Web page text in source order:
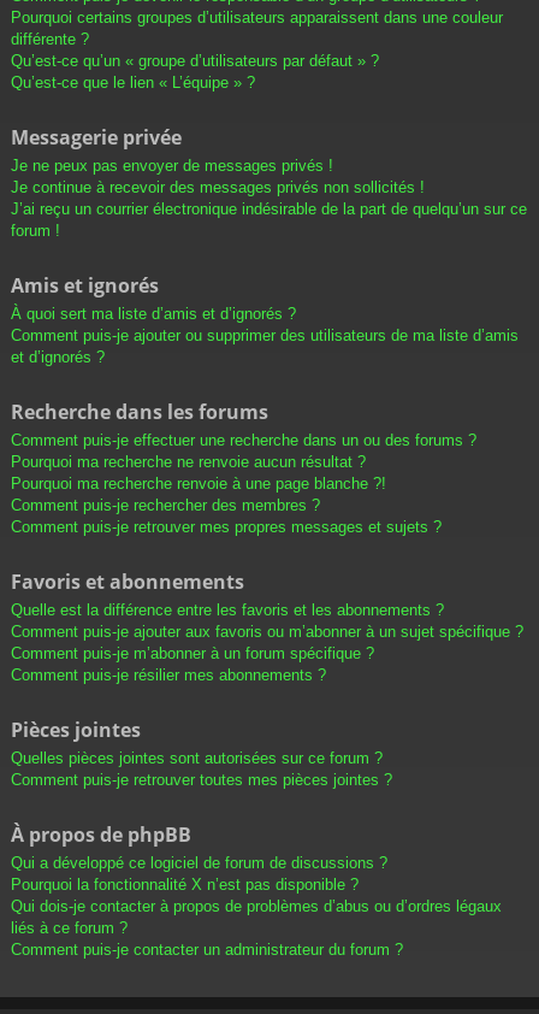
Pourquoi certains groupes d’utilisateurs apparaissent dans une couleur
différente ?
Qu’est-ce qu’un « groupe d’utilisateurs par défaut » ?
Qu’est-ce que le lien « L’équipe » ?
Messagerie privée
Je ne peux pas envoyer de messages privés !
Je continue à recevoir des messages privés non sollicités !
J’ai reçu un courrier électronique indésirable de la part de quelqu’un sur ce
forum !
Amis et ignorés
À quoi sert ma liste d’amis et d’ignorés ?
Comment puis-je ajouter ou supprimer des utilisateurs de ma liste d’amis
et d’ignorés ?
Recherche dans les forums
Comment puis-je effectuer une recherche dans un ou des forums ?
Pourquoi ma recherche ne renvoie aucun résultat ?
Pourquoi ma recherche renvoie à une page blanche ?!
Comment puis-je rechercher des membres ?
Comment puis-je retrouver mes propres messages et sujets ?
Favoris et abonnements
Quelle est la différence entre les favoris et les abonnements ?
Comment puis-je ajouter aux favoris ou m’abonner à un sujet spécifique ?
Comment puis-je m’abonner à un forum spécifique ?
Comment puis-je résilier mes abonnements ?
Pièces jointes
Quelles pièces jointes sont autorisées sur ce forum ?
Comment puis-je retrouver toutes mes pièces jointes ?
À propos de phpBB
Qui a développé ce logiciel de forum de discussions ?
Pourquoi la fonctionnalité X n’est pas disponible ?
Qui dois-je contacter à propos de problèmes d’abus ou d’ordres légaux
liés à ce forum ?
Comment puis-je contacter un administrateur du forum ?